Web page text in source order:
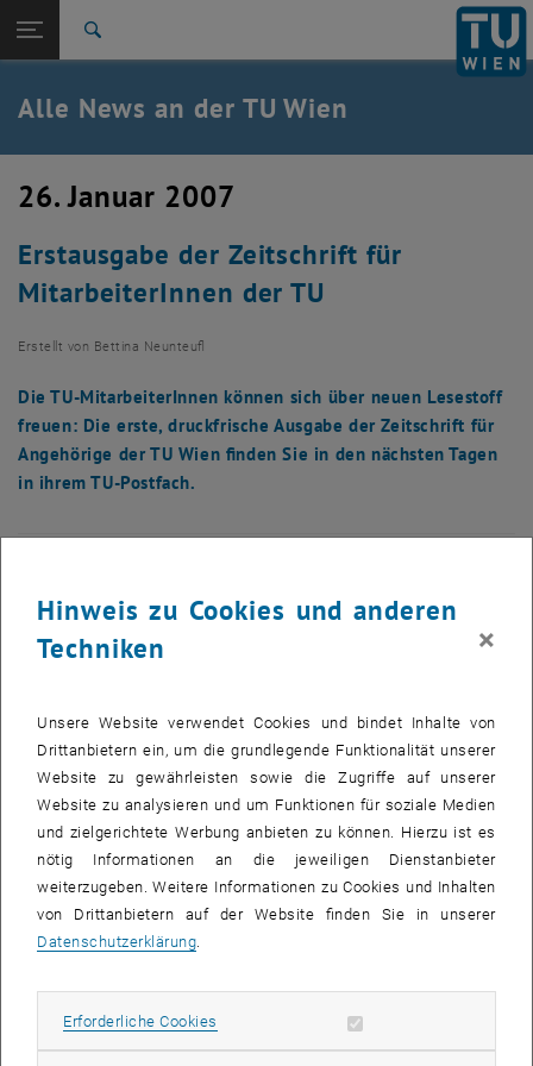
TU Login
Quicklinks
Quicklinks-Menü umschalten
Studium
Karriere
Zurück: Subseiten von TU Wien Startseite auflisten
Zurück zur letzten Ebene:
TU Wien Startseite
Übersicht
Alle News an der TU Wien
26. Januar 2007
Erstausgabe der Zeitschrift für
MitarbeiterInnen der TU
Erstellt von Bettina Neunteufl
Die TU-MitarbeiterInnen können sich über neuen Lesestoff
freuen: Die erste, druckfrische Ausgabe der Zeitschrift für
Angehörige der TU Wien finden Sie in den nächsten Tagen
in ihrem TU-Postfach.
Bild
Die Menschen, die täglich mehrere Stunden an der TU Wien
verbringen, forschen, lehren, organisieren und Projekte abwickeln,
Hinweis zu Cookies und anderen
Techniken
×
Unsere Website verwendet Cookies und bindet Inhalte von
Drittanbietern ein, um die grundlegende Funktionalität unserer
Website zu gewährleisten sowie die Zugriffe auf unserer
Website zu analysieren und um Funktionen für soziale Medien
und zielgerichtete Werbung anbieten zu können. Hierzu ist es
nötig Informationen an die jeweiligen Dienstanbieter
weiterzugeben. Weitere Informationen zu Cookies und Inhalten
von Drittanbietern auf der Website finden Sie in unserer
Datenschutzerklärung.
Erforderliche Cookies Erforderliche Cookies zulassen